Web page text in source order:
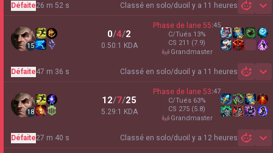
Classé en solo/duoil y a 11 heures
Défaite26 m 52 s
15
0/4/2
0.50:1 KDA
Phase de lane 55:45
C/Tués 13%
CS 211 (7.9)
grandmaster
Classé en solo/duoil y a 11 heures
Défaite47 m 36 s
18
12/7/25
5.29:1 KDA
Phase de lane 53:47
C/Tués 63%
CS 275 (5.8)
grandmaster
Classé en solo/duoil y a 12 heures
Défaite27 m 40 s